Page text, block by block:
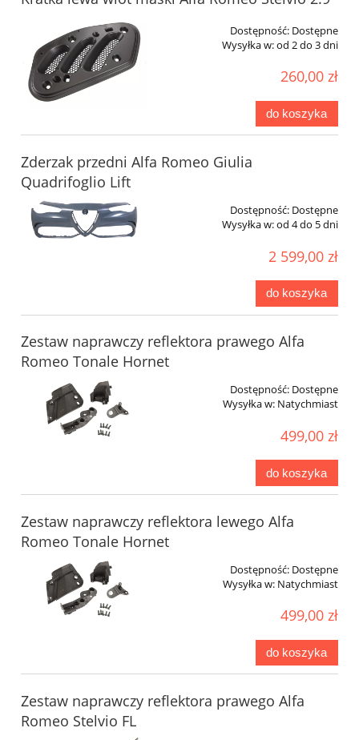
Dostępność: Dostępne
Wysyłka w:od 2 do 3 dni
260,00 zł
do koszyka
Zderzak przedni Alfa Romeo Giulia
Quadrifoglio Lift
Dostępność: Dostępne
Wysyłka w:od 4 do 5 dni
2 599,00 zł
do koszyka
Zestaw naprawczy reflektora prawego Alfa
Romeo Tonale Hornet
Dostępność: Dostępne
Wysyłka w: Natychmiast
499,00 zł
do koszyka
Zestaw naprawczy reflektora lewego Alfa
Romeo Tonale Hornet
Dostępność: Dostępne
Wysyłka w: Natychmiast
499,00 zł
do koszyka
Zestaw naprawczy reflektora prawego Alfa
Romeo Stelvio FL